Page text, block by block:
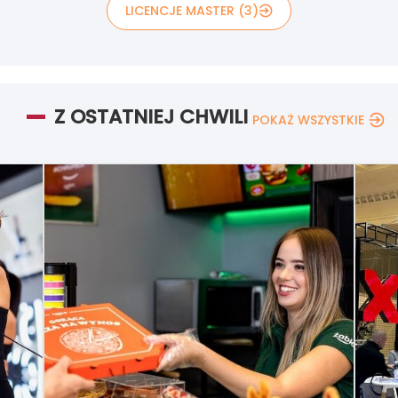
LICENCJE MASTER (3)
Z OSTATNIEJ CHWILI POKAŻ WSZYSTKIE